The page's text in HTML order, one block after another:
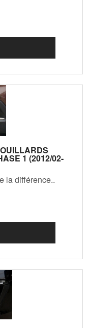
1 (2012/02-
la différence..